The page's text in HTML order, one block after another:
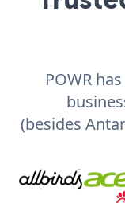
POWR
(besides